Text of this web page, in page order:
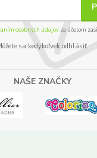
osobných údajov za účelom
sa kedykoľvek odhlásiť.
NAŠE ZNAČKY